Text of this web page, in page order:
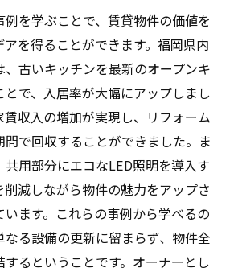
例を学ぶことで、賃貸物件の価値を
を得ることができます。福岡県内
古いキッチンを最新のオープンキ
とで、入居率が大幅にアップしまし
賃収入の増加が実現し、リフォーム
間で回収することができました。ま
共用部分にエコなLED照明を導入す
減しながら物件の魅力をアップさ
ます。これらの事例から学べるの
る設備の更新に留まらず、物件全
るということです。オーナーとし